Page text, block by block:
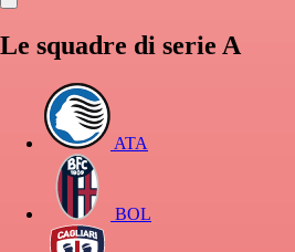
Le squadre di serie A
ATA
BOL